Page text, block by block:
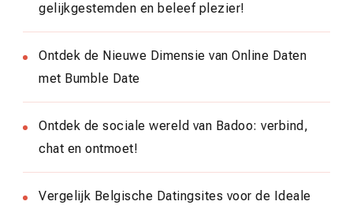
gelijkgestemden en beleef plezier!
Ontdek de Nieuwe Dimensie van Online Daten
met Bumble Date
Ontdek de sociale wereld van Badoo: verbind,
chat en ontmoet!
Vergelijk Belgische Datingsites voor de Ideale